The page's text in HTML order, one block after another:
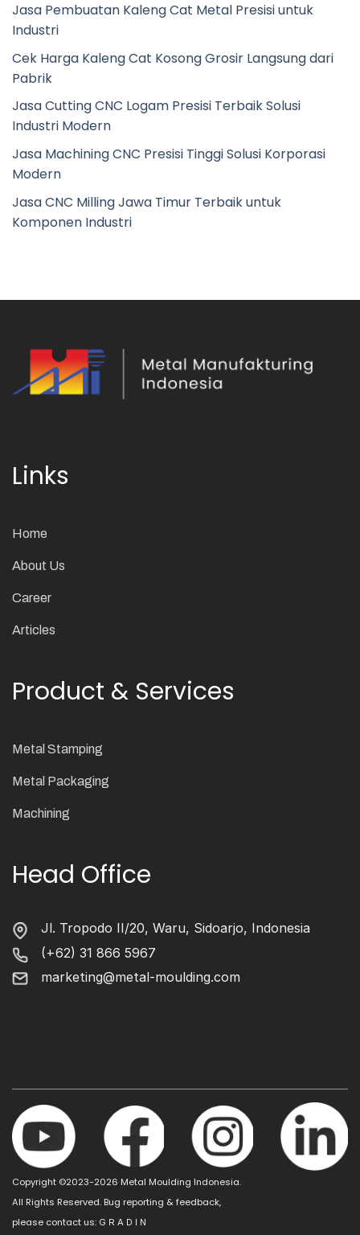
Jasa Pembuatan Kaleng Cat Metal Presisi untuk
Industri
Cek Harga Kaleng Cat Kosong Grosir Langsung dari
Pabrik
Jasa Cutting CNC Logam Presisi Terbaik Solusi
Industri Modern
Jasa Machining CNC Presisi Tinggi Solusi Korporasi
Modern
Jasa CNC Milling Jawa Timur Terbaik untuk
Komponen Industri
Links
Home
About Us
Career
Articles
Product & Services
Metal Stamping
Metal Packaging
Machining
Head Office
Jl. Tropodo II/20, Waru, Sidoarjo, Indonesia
(+62) 31 866 5967
marketing@metal-moulding.com
Copyright ©2023-2026 Metal Moulding Indonesia.
All Rights Reserved. Bug reporting & feedback,
please contact us: G R A D I N